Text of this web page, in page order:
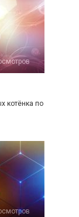
котёнка по